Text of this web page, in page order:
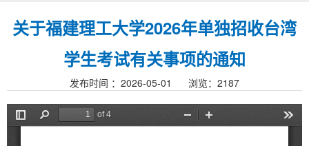
关于福建理工大学2026年单独招收台湾
学生考试有关事项的通知
发布时间 ：2026-05-01 浏览： 2187